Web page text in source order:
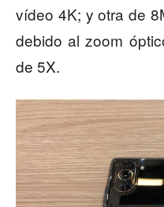
vídeo 4K; y otra de
debido al zoom
de 5X.